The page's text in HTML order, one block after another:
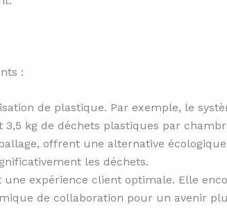
:
de plastique. Par exemple, le
kg de déchets plastiques par
offrent une alternative
les déchets.
expérience client optimale. Elle
de collaboration pour un avenir